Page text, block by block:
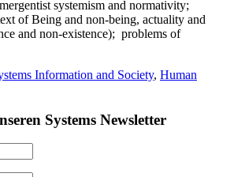
systemism and normativity;
of Being and non-being, actuality and
and non-existence); problems of
Information and Society, Human
Systems Newsletter